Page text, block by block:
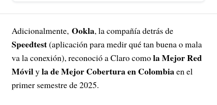
Adicionalmente, Ookla, la compañía detrás de
Speedtest(aplicación para medir qué tan buena o mala
va la conexión), reconoció a Claro comola Mejor Red
Móvilyla de Mejor Cobertura en Colombiaen el
primer semestre de 2025.